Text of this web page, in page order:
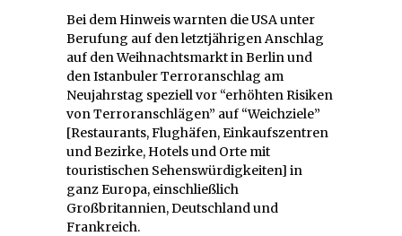
Bei dem Hinweis warnten die USA unter
Berufung auf den letztjährigen Anschlag
auf den Weihnachtsmarkt in Berlin und
den Istanbuler Terroranschlag am
Neujahrstag speziell vor “erhöhten Risiken
von Terroranschlägen” auf “Weichziele”
[Restaurants, Flughäfen, Einkaufszentren
und Bezirke, Hotels und Orte mit
touristischen Sehenswürdigkeiten] in
ganz Europa, einschließlich
Großbritannien, Deutschland und
Frankreich.